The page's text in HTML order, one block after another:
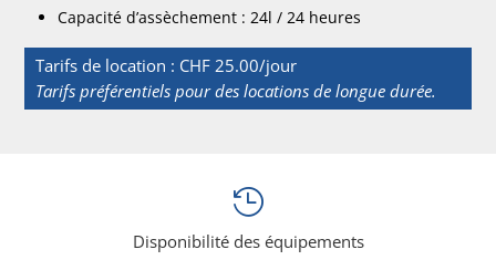
Capacité d’assèchement : 24l / 24 heures
Tarifs de location : CHF 25.00/jour
Tarifs préférentiels pour des locations de longue durée.

Disponibilité des équipements